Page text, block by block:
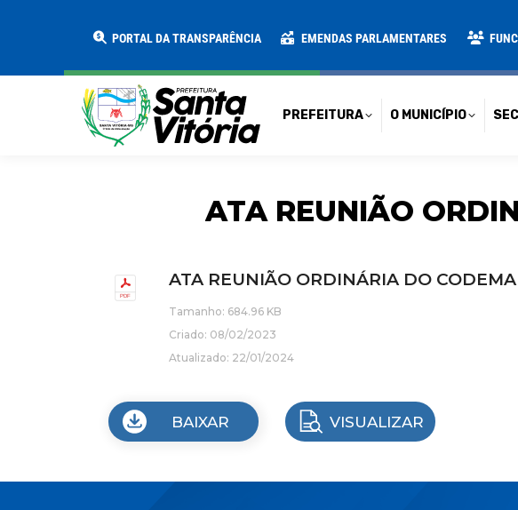
PORTAL DA TRANSPARÊNCIA EMENDAS PARLAMENTARES
PREFEITURA O MUNICÍPIO
ATA REUNIÃO
ATA REUNIÃO ORDINÁRIA DO
Tamanho: 684.96 KB
Criado: 08/02/2023
Atualizado: 22/01/2024
BAIXAR VISUALIZAR